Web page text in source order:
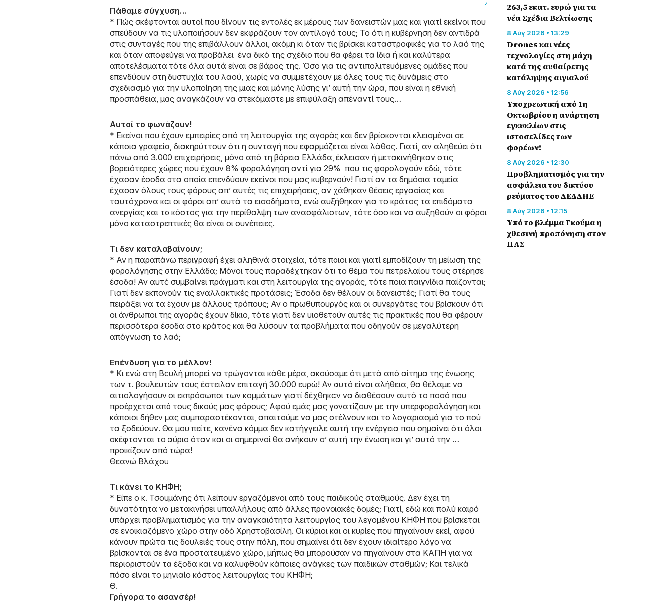
Πάθαμε σύγχυση…
* Πώς σκέφτονται αυτοί που δίνουν τις εντολές εκ μέρους των δανειστών μας και γιατί εκείνοι που
σπεύδουν να τις υλοποιήσουν δεν εκφράζουν τον αντίλογό τους; Το ότι η κυβέρνηση δεν αντιδρά
στις συνταγές που της επιβάλλουν άλλοι, ακόμη κι όταν τις βρίσκει καταστροφικές για το λαό της
και όταν αποφεύγει να προβάλει ένα δικό της σχέδιο που θα φέρει τα ίδια ή και καλύτερα
αποτελέσματα τότε όλα αυτά είναι σε βάρος της. Όσο για τις αντιπολιτευόμενες ομάδες που
επενδύουν στη δυστυχία του λαού, χωρίς να συμμετέχουν με όλες τους τις δυνάμεις στο
σχεδιασμό για την υλοποίηση της μιας και μόνης λύσης γι’ αυτή την ώρα, που είναι η εθνική
προσπάθεια, μας αναγκάζουν να στεκόμαστε με επιφύλαξη απέναντί τους…
Αυτοί το φωνάζουν!
* Εκείνοι που έχουν εμπειρίες από τη λειτουργία της αγοράς και δεν βρίσκονται κλεισμένοι σε
κάποια γραφεία, διακηρύττουν ότι η συνταγή που εφαρμόζεται είναι λάθος. Γιατί, αν αληθεύει ότι
πάνω από 3.000 επιχειρήσεις, μόνο από τη βόρεια Ελλάδα, έκλεισαν ή μετακινήθηκαν στις
βορειότερες χώρες που έχουν 8% φορολόγηση αντί για 29% που τις φορολογούν εδώ, τότε
έχασαν έσοδα στα οποία επενδύουν εκείνοι που μας κυβερνούν! Γιατί αν τα δημόσια ταμεία
έχασαν όλους τους φόρους απ’ αυτές τις επιχειρήσεις, αν χάθηκαν θέσεις εργασίας και
ταυτόχρονα και οι φόροι απ’ αυτά τα εισοδήματα, ενώ αυξήθηκαν για το κράτος τα επιδόματα
ανεργίας και το κόστος για την περίθαλψη των ανασφάλιστων, τότε όσο και να αυξηθούν οι φόροι
μόνο καταστρεπτικές θα είναι οι συνέπειες.
Τι δεν καταλαβαίνουν;
* Αν η παραπάνω περιγραφή έχει αληθινά στοιχεία, τότε ποιοι και γιατί εμποδίζουν τη μείωση της
φορολόγησης στην Ελλάδα; Μόνοι τους παραδέχτηκαν ότι το θέμα του πετρελαίου τους στέρησε
έσοδα! Αν αυτό συμβαίνει πράγματι και στη λειτουργία της αγοράς, τότε ποια παιγνίδια παίζονται;
Γιατί δεν εκπονούν τις εναλλακτικές προτάσεις; Έσοδα δεν θέλουν οι δανειστές; Γιατί θα τους
πειράξει να τα έχουν με άλλους τρόπους; Αν ο πρωθυπουργός και οι συνεργάτες του βρίσκουν ότι
οι άνθρωποι της αγοράς έχουν δίκιο, τότε γιατί δεν υιοθετούν αυτές τις πρακτικές που θα φέρουν
περισσότερα έσοδα στο κράτος και θα λύσουν τα προβλήματα που οδηγούν σε μεγαλύτερη
απόγνωση το λαό;
Επένδυση για το μέλλον!
* Κι ενώ στη Βουλή μπορεί να τρώγονται κάθε μέρα, ακούσαμε ότι μετά από αίτημα της ένωσης
των τ. βουλευτών τους έστειλαν επιταγή 30.000 ευρώ! Αν αυτό είναι αλήθεια, θα θέλαμε να
αιτιολογήσουν οι εκπρόσωποι των κομμάτων γιατί δέχθηκαν να διαθέσουν αυτό το ποσό που
προέρχεται από τους δικούς μας φόρους; Αφού εμάς μας γονατίζουν με την υπερφορολόγηση και
κάποιοι δήθεν μας συμπαραστέκονται, απαιτούμε να μας στέλνουν και το λογαριασμό για το πού
τα ξοδεύουν. Θα μου πείτε, κανένα κόμμα δεν κατήγγειλε αυτή την ενέργεια που σημαίνει ότι όλοι
σκέφτονται το αύριο όταν και οι σημερινοί θα ανήκουν σ’ αυτή την ένωση και γι’ αυτό την …
προικίζουν από τώρα!
Θεανώ Βλάχου
Τι κάνει το ΚΗΦΗ;
* Είπε ο κ. Τσουμάνης ότι λείπουν εργαζόμενοι από τους παιδικούς σταθμούς. Δεν έχει τη
δυνατότητα να μετακινήσει υπαλλήλους από άλλες προνοιακές δομές; Γιατί, εδώ και πολύ καιρό
υπάρχει προβληματισμός για την αναγκαιότητα λειτουργίας του λεγομένου ΚΗΦΗ που βρίσκεται
σε ενοικιαζόμενο χώρο στην οδό Χρηστοβασίλη. Οι κύριοι και οι κυρίες που πηγαίνουν εκεί, αφού
κάνουν πρώτα τις δουλειές τους στην πόλη, που σημαίνει ότι δεν έχουν ιδιαίτερο λόγο να
βρίσκονται σε ένα προστατευμένο χώρο, μήπως θα μπορούσαν να πηγαίνουν στα ΚΑΠΗ για να
περιοριστούν τα έξοδα και να καλυφθούν κάποιες ανάγκες των παιδικών σταθμών; Και τελικά
πόσο είναι το μηνιαίο κόστος λειτουργίας του ΚΗΦΗ;
Θ.
Γρήγορα το ασανσέρ!
263,5 εκατ. ευρώ για τα
νέα Σχέδια Βελτίωσης
8 Αύγ 2026 • 13:29
Drones και νέες
τεχνολογίες στη μάχη
κατά της αυθαίρετης
κατάληψης αιγιαλού
8 Αύγ 2026 • 12:56
Υποχρεωτική από 1η
Οκτωβρίου η ανάρτηση
εγκυκλίων στις
ιστοσελίδες των
φορέων!
8 Αύγ 2026 • 12:30
Προβληματισμός για την
ασφάλεια του δικτύου
ρεύματος του ΔΕΔΔΗΕ
8 Αύγ 2026 • 12:15
Υπό το βλέμμα Γκούμα η
χθεσινή προπόνηση στον
ΠΑΣ